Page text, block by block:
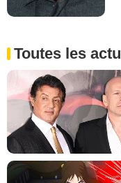
Toutes les